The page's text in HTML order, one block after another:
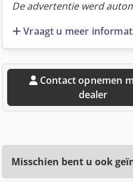
De advertentie werd
Vraagt u meer
Contact opnemen met de
dealer
Misschien bent u ook